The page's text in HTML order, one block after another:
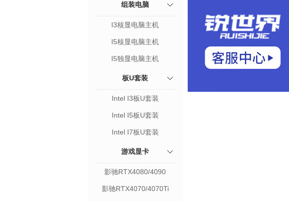
组装电脑
I3核显电脑主机
I5核显电脑主机
I5独显电脑主机
板U套装
Intel I3板U套装
Intel I5板U套装
Intel I7板U套装
游戏显卡
影驰RTX4080/4090
影驰RTX4070/4070Ti